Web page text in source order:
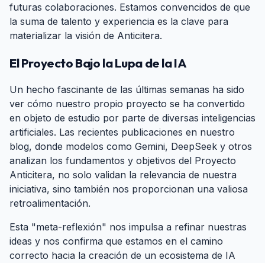
futuras colaboraciones. Estamos convencidos de que
la suma de talento y experiencia es la clave para
materializar la visión de Anticitera.
El Proyecto Bajo la Lupa de la IA
Un hecho fascinante de las últimas semanas ha sido
ver cómo nuestro propio proyecto se ha convertido
en objeto de estudio por parte de diversas inteligencias
artificiales. Las recientes publicaciones en nuestro
blog, donde modelos como Gemini, DeepSeek y otros
analizan los fundamentos y objetivos del Proyecto
Anticitera, no solo validan la relevancia de nuestra
iniciativa, sino también nos proporcionan una valiosa
retroalimentación.
Esta "meta-reflexión" nos impulsa a refinar nuestras
ideas y nos confirma que estamos en el camino
correcto hacia la creación de un ecosistema de IA